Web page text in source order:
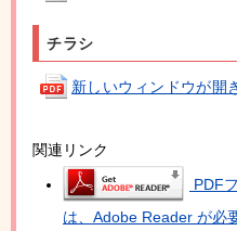
チラシ
新しいウィンドウが開
関連リンク
PDF
は、Adobe Reader が必